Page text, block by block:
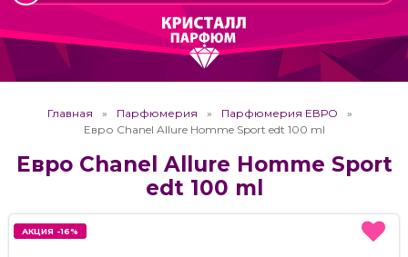
Главная Парфюмерия
Парфюмерия ЕВРО
Евро Chanel Allure Homme Sport edt 100 ml
Евро Chanel Allure Homme Sport
edt 100 ml
АКЦИЯ -16%
АКЦИЯ -16%